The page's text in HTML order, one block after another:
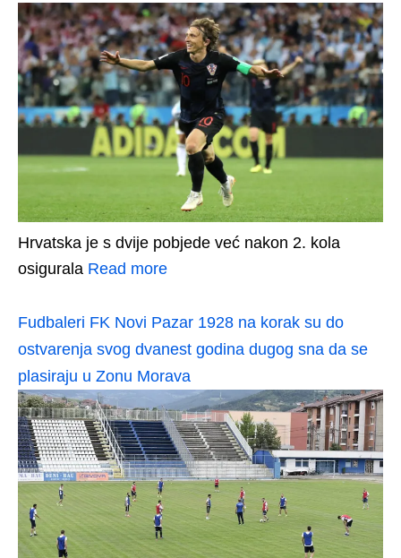
Hrvatska je s dvije pobjede već nakon 2. kola
osigurala Read more
Fudbaleri FK Novi Pazar 1928 na korak su do
ostvarenja svog dvanest godina dugog sna da se
plasiraju u Zonu Morava